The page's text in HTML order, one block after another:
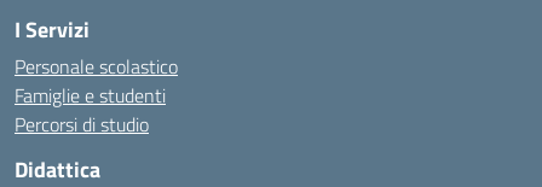
I Servizi
Personale scolastico
Famiglie e studenti
Percorsi di studio
Didattica